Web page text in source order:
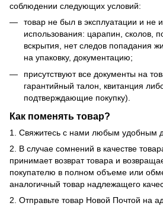
соблюдении следующих условий:
товар не был в эксплуатации и не
использования: царапин, сколов,
вскрытия, нет следов попадания
на упаковку, документацию;
присутствуют все документы на
гарантийный талон, квитанция
подтверждающие покупку).
Как поменять товар?
1. Свяжитесь с нами любым удобным
2. В случае сомнений в качестве
принимает возврат товара и
покупателю в полном объеме или
аналогичный товар надлежащего
2. Отправьте товар Новой Почтой на